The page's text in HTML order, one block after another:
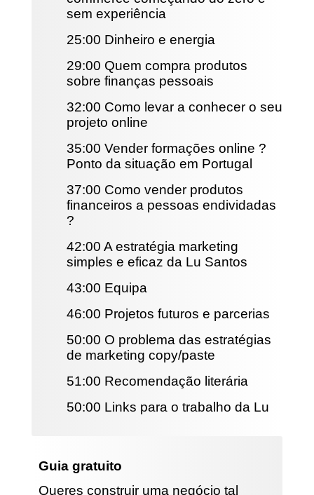
sem experiência
25:00 Dinheiro e energia
29:00 Quem compra produtos
sobre finanças pessoais
32:00 Como levar a conhecer o seu
projeto online
35:00 Vender formações online ?
Ponto da situação em Portugal
37:00 Como vender produtos
financeiros a pessoas endividadas
?
42:00 A estratégia marketing
simples e eficaz da Lu Santos
43:00 Equipa
46:00 Projetos futuros e parcerias
50:00 O problema das estratégias
de marketing copy/paste
51:00 Recomendação literária
50:00 Links para o trabalho da Lu
Guia gratuito
Queres construir uma negócio tal